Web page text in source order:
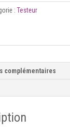
: Testeur
complémentaires